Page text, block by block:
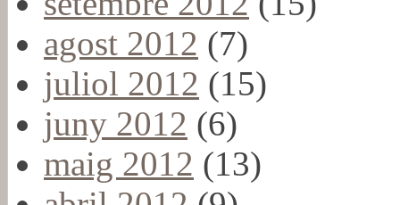
agost 2012 (7)
juliol 2012 (15)
juny 2012 (6)
maig 2012 (13)